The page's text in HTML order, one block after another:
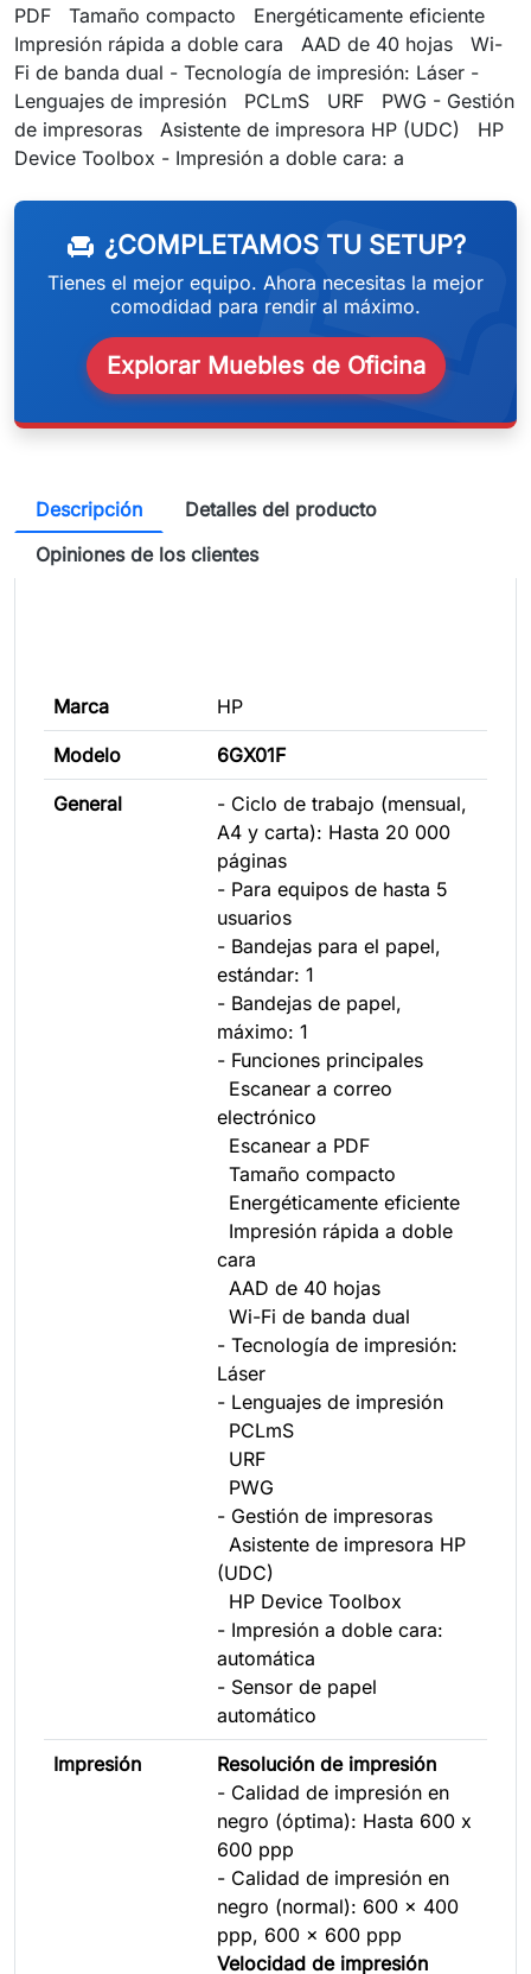
PDF Tamaño compacto Energéticamente eficiente
Impresión rápida a doble cara AAD de 40 hojas Wi-
Fi de banda dual - Tecnología de impresión: Láser -
Lenguajes de impresión PCLmS URF PWG - Gestión
de impresoras Asistente de impresora HP (UDC) HP
Device Toolbox - Impresión a doble cara: a
chair ¿COMPLETAMOS TU SETUP?
Tienes el mejor equipo. Ahora necesitas la mejor
comodidad para rendir al máximo.
Explorar Muebles de Oficina
Descripción
Detalles del producto
Opiniones de los clientes
Marca HP
Modelo 6GX01F
General
- Ciclo de trabajo (mensual,
A4 y carta): Hasta 20 000
páginas
- Para equipos de hasta 5
usuarios
- Bandejas para el papel,
estándar: 1
- Bandejas de papel,
máximo: 1
- Funciones principales
Escanear a correo
electrónico
Escanear a PDF
Tamaño compacto
Energéticamente eficiente
Impresión rápida a doble
cara
AAD de 40 hojas
Wi-Fi de banda dual
- Tecnología de impresión:
Láser
- Lenguajes de impresión
PCLmS
URF
PWG
- Gestión de impresoras
Asistente de impresora HP
(UDC)
HP Device Toolbox
- Impresión a doble cara:
automática
- Sensor de papel
automático
Impresión
Resolución de impresión
- Calidad de impresión en
negro (óptima): Hasta 600 x
600 ppp
- Calidad de impresión en
negro (normal): 600 x 400
ppp, 600 x 600 ppp
Velocidad de impresión